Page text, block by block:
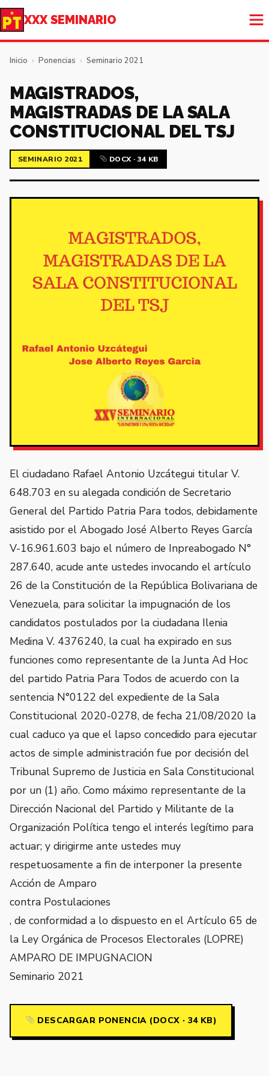
XXX SEMINARIO
Inicio › Ponencias › Seminario 2021
MAGISTRADOS,
MAGISTRADAS DE LA SALA
CONSTITUCIONAL DEL TSJ
SEMINARIO 2021 DOCX · 34 KB
El ciudadano Rafael Antonio Uzcátegui titular V.
648.703 en su alegada condición de Secretario
General del Partido Patria Para todos, debidamente
asistido por el Abogado José Alberto Reyes García
V-16.961.603 bajo el número de Inpreabogado N°
287.640, acude ante ustedes invocando el artículo
26 de la Constitución de la República Bolivariana de
Venezuela, para solicitar la impugnación de los
candidatos postulados por la ciudadana Ilenia
Medina V. 4376240, la cual ha expirado en sus
funciones como representante de la Junta Ad Hoc
del partido Patria Para Todos de acuerdo con la
sentencia N°0122 del expediente de la Sala
Constitucional 2020-0278, de fecha 21/08/2020 la
cual caduco ya que el lapso concedido para ejecutar
actos de simple administración fue por decisión del
Tribunal Supremo de Justicia en Sala Constitucional
por un (1) año. Como máximo representante de la
Dirección Nacional del Partido y Militante de la
Organización Política tengo el interés legítimo para
actuar; y dirigirme ante ustedes muy
respetuosamente a fin de interponer la presente
Acción de Amparo
contra Postulaciones
, de conformidad a lo dispuesto en el Artículo 65 de
la Ley Orgánica de Procesos Electorales (LOPRE)
AMPARO DE IMPUGNACION
Seminario 2021
DESCARGAR PONENCIA (DOCX · 34 KB)